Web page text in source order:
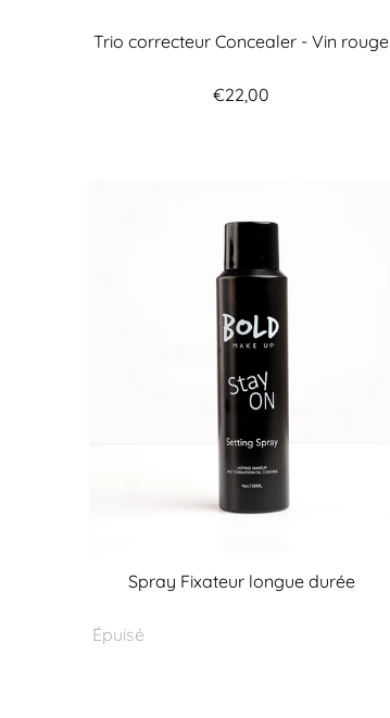
Trio correcteur Concealer - Vin rouge
€22,00
Spray Fixateur longue durée
Épuisé